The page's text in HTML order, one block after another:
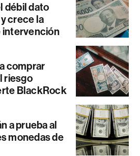
débil dato
crece la
intervención
comprar
riesgo
BlackRock
a prueba al
monedas de